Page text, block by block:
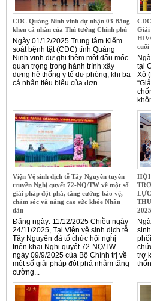
CDC Quảng Ninh vinh dự nhận 03 Bằng
khen cá nhân của Thủ tướng Chính phủ
Ngày 01/12/2025 Trung tâm Kiểm
soát bệnh tật (CDC) tỉnh Quảng
Ninh vinh dự ghi thêm một dấu mốc
quan trọng trong hành trình xây
dựng hệ thống y tế dự phòng, khi ba
cá nhân tiêu biểu của đơn...
Giải
cuối
tại
Xô
Viện Vệ sinh dịch tễ Tây Nguyên tuyên
truyền Nghị quyết 72-NQ/TW về một số
giải pháp đột phá, tăng cường bảo vệ,
chăm sóc và nâng cao sức khỏe Nhân
dân
Đăng ngày: 11/12/2025 Chiều ngày
24/11/2025, Tại Viện vệ sinh dịch tễ
Tây Nguyên đã tổ chức hội nghị
triển khai Nghị quyết 72-NQ/TW
ngày 09/9/2025 của Bộ Chính trị về
một số giải pháp đột phá nhằm tăng
cường...
HỘI
trợ